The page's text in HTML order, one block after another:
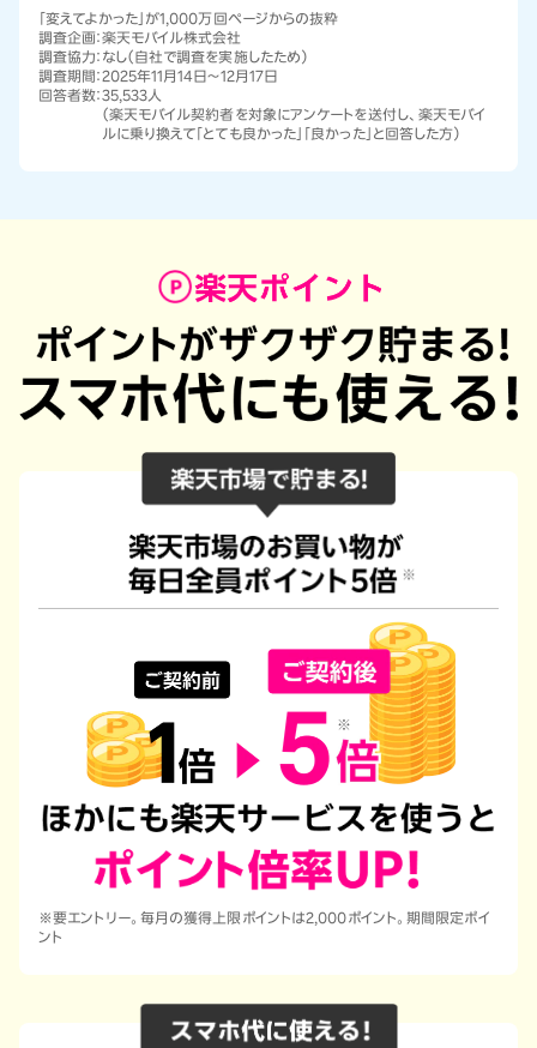
「変えてよかった」が1,000万回ページからの抜粋
調査企画：楽天モバイル株式会社
調査協力： なし（自社で調査を実施したため）
調査期間：2025年11月14日～12月17日
回答者数：35,533人
（楽天モバイル契約者を対象にアンケートを送付し、楽天モバイ
ルに乗り換えて「とても良かった」「良かった」と回答した方）
※要エントリー。毎月の獲得上限ポイントは2,000ポイント。期間限定ポイ
ント